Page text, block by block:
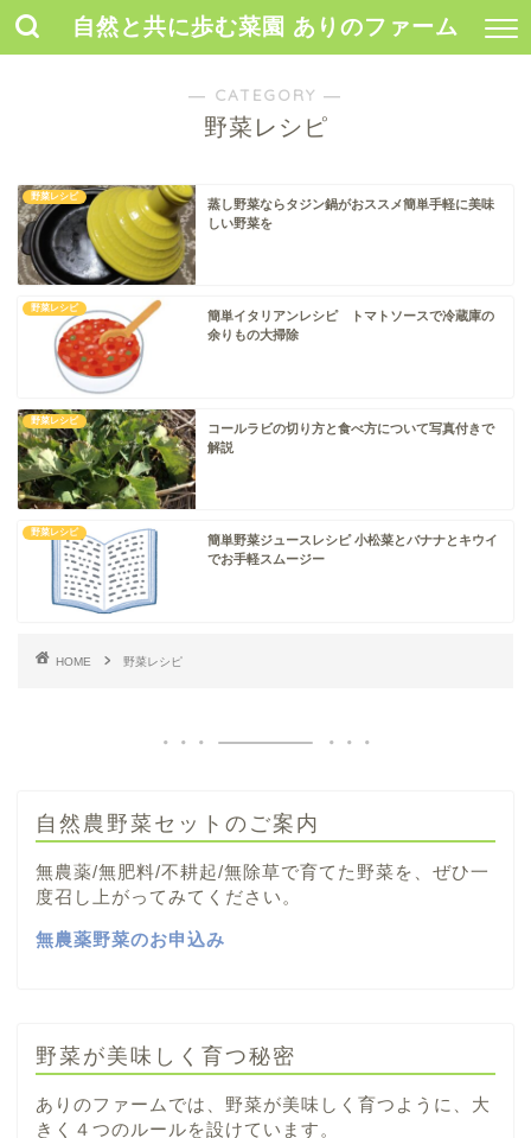
自然と共に歩む菜園 ありのファーム
― CATEGORY ―
野菜レシピ
野菜レシピ
蒸し野菜ならタジン鍋がおススメ簡単手軽に美味
しい野菜を
野菜レシピ
簡単イタリアンレシピ トマトソースで冷蔵庫の
余りもの大掃除
野菜レシピ
コールラビの切り方と食べ方について写真付きで
解説
野菜レシピ
簡単野菜ジュースレシピ 小松菜とバナナとキウイ
でお手軽スムージー
HOME 野菜レシピ
自然農野菜セットのご案内
無農薬/無肥料/不耕起/無除草で育てた野菜を、ぜひ一
度召し上がってみてください。
無農薬野菜のお申込み
野菜が美味しく育つ秘密
ありのファームでは、野菜が美味しく育つように、大
きく４つのルールを設けています。